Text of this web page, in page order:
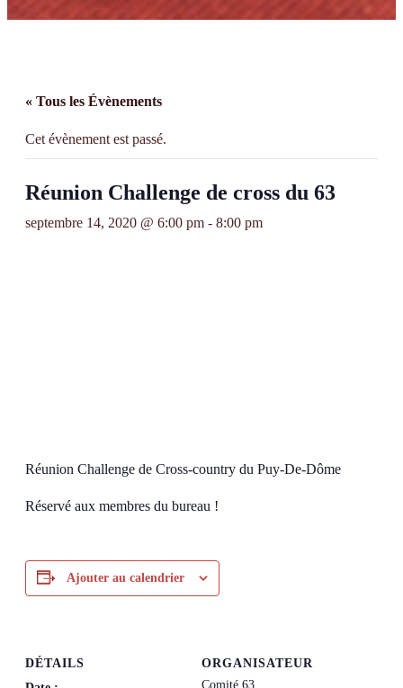
« Tous les Évènements
Cet évènement est passé.
Réunion Challenge de cross du 63
septembre 14, 2020 @ 6:00 pm - 8:00 pm
Réunion Challenge de Cross-country du Puy-De-Dôme
Réservé aux membres du bureau !
Ajouter au calendrier
DÉTAILS
ORGANISATEUR
Comité 63